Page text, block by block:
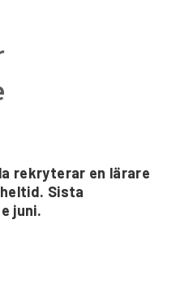
rekryterar en lärare
Sista
juni.